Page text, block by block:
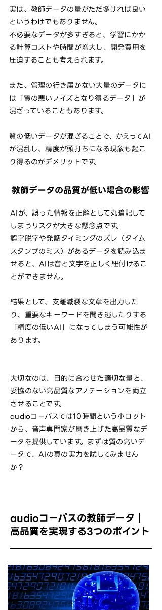
実は、教師データの量がただ多ければ良い
というわけでもありません。
不必要なデータが多すぎると、学習にかか
る計算コストや時間が増大し、開発費用を
圧迫することも考えられます。
また、管理の行き届かない大量のデータに
は「質の悪いノイズとなり得るデータ」が
混ざっていることもあります。
質の低いデータが混ざることで、かえってAI
が混乱し、精度が頭打ちになる現象も起こ
り得るのがデメリットです。
教師データの品質が低い場合の影響
AIが、誤った情報を正解として丸暗記して
しまうリスクが大きな懸念点です。
誤字脱字や発話タイミングのズレ（タイム
スタンプのミス）があるデータを読み込ま
せると、AIは音と文字を正しく紐付けるこ
とができません。
結果として、支離滅裂な文章を出力した
り、重要なキーワードを聞き逃したりする
「精度の低いAI」になってしまう可能性が
あります。
大切なのは、目的に合わせた適切な量と、
妥協のない高品質なアノテーションを両立
させることです。
audioコーパスでは10時間という小ロット
から、音声専門家が磨き上げた高品質なデ
ータを提供しています。まずは質の高いデ
ータで、AIの真の実力を試してみません
か？
audioコーパスの教師データ｜
高品質を実現する3つのポイント